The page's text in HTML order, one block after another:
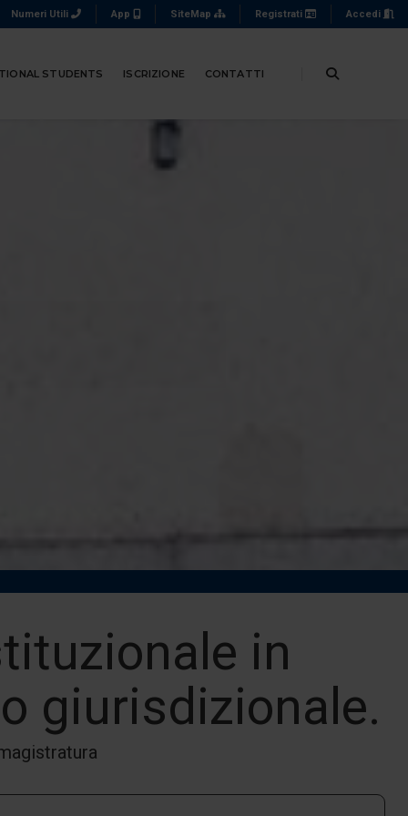
Numeri Utili App SiteMap Registrati Accedi
STUDENTS ISCRIZIONE CONTATTI
in
giurisdizionale.